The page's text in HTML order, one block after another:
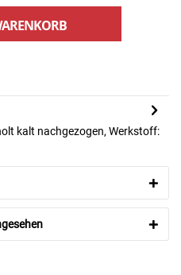
kalt nachgezogen, Werkstoff: